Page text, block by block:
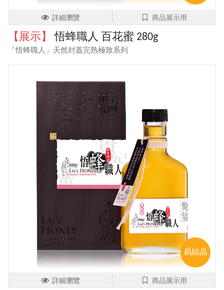
詳細瀏覽 商品展示用
【展示】 悟蜂職人 百花蜜 280g
「悟蜂職人」天然封蓋完熟極致系列
易結晶
詳細瀏覽 商品展示用